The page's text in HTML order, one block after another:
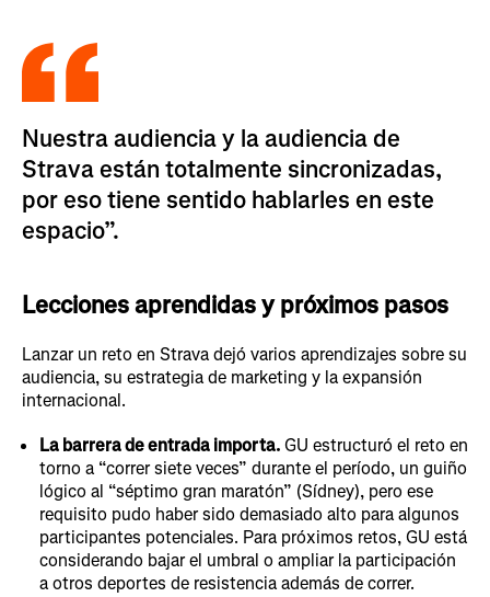
Nuestra audiencia y la audiencia de
Strava están totalmente sincronizadas,
por eso tiene sentido hablarles en este
espacio”.
Lecciones aprendidas y próximos pasos
Lanzar un reto en Strava dejó varios aprendizajes sobre su
audiencia, su estrategia de marketing y la expansión
internacional.
La barrera de entrada importa.GU estructuró el reto en
torno a “correr siete veces” durante el período, un guiño
lógico al “séptimo gran maratón” (Sídney), pero ese
requisito pudo haber sido demasiado alto para algunos
participantes potenciales. Para próximos retos, GU está
considerando bajar el umbral o ampliar la participación
a otros deportes de resistencia además de correr.